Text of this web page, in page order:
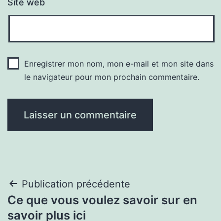
Enregistrer mon nom, mon e-mail et mon site dans
le navigateur pour mon prochain commentaire.
Navigation
de
Publication précédente
Ce que vous voulez savoir sur en
savoir plus ici